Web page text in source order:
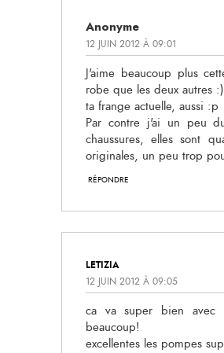
Anonyme
12 JUIN 2012 À 09:01
J'aime beaucoup plus
robe que les deux autres
ta frange actuelle, aussi :p
Par contre j'ai un peu
chaussures, elles sont
originales, un peu trop
RÉPONDRE
LETIZIA
12 JUIN 2012 À 09:05
ca va super bien avec
beaucoup!
excellentes les pompes